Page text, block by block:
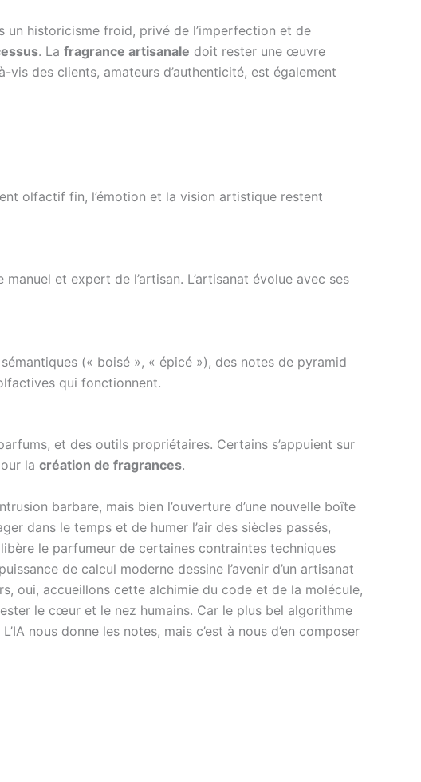
un historicisme froid, privé de l’imperfection et de
. La fragrance artisanale doit rester une œuvre
vis des clients, amateurs d’authenticité, est également
olfactif fin, l’émotion et la vision artistique restent
et expert de l’artisan. L’artisanat évolue avec ses
(« boisé », « épicé »), des notes de pyramid
qui fonctionnent.
et des outils propriétaires. Certains s’appuient sur
la création de fragrances.
barbare, mais bien l’ouverture d’une nouvelle boîte
dans le temps et de humer l’air des siècles passés,
le parfumeur de certaines contraintes techniques
de calcul moderne dessine l’avenir d’un artisanat
oui, accueillons cette alchimie du code et de la molécule,
le cœur et le nez humains. Car le plus bel algorithme
nous donne les notes, mais c’est à nous d’en composer